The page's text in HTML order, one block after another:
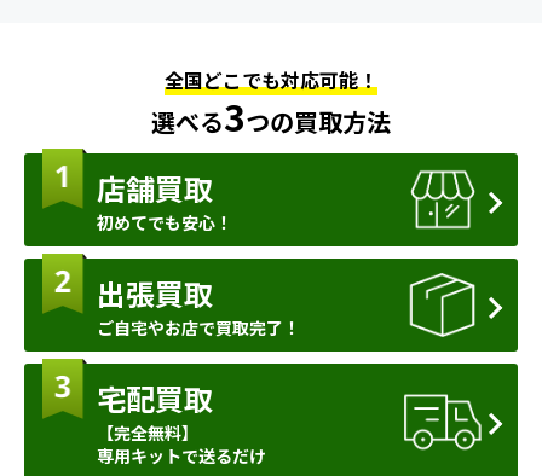
全国どこでも対応可能！
選べる3つの買取方法
店舗買取
初めてでも安心！
出張買取
ご自宅やお店で買取完了！
宅配買取
【完全無料】
専用キットで送るだけ